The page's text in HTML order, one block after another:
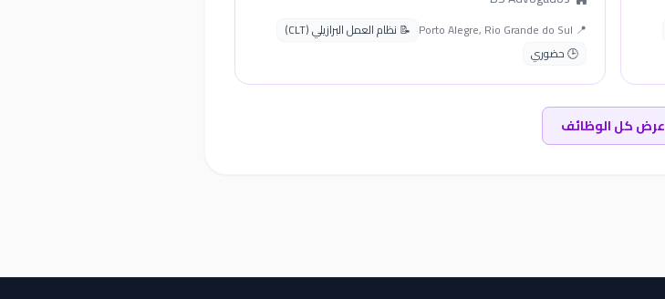
📍 Porto Alegre, Rio Grande do Sul
📝 نظام العمل البرازيلي (CLT)
🕒 حضوري
عرض كل الوظائف